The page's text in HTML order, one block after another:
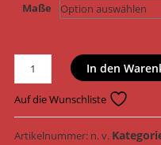
Maße
Trixie
Hundehalsband
Flash
Leuchtring
USB
In den
Auf die Wunschliste
Artikelnummer: n. v.